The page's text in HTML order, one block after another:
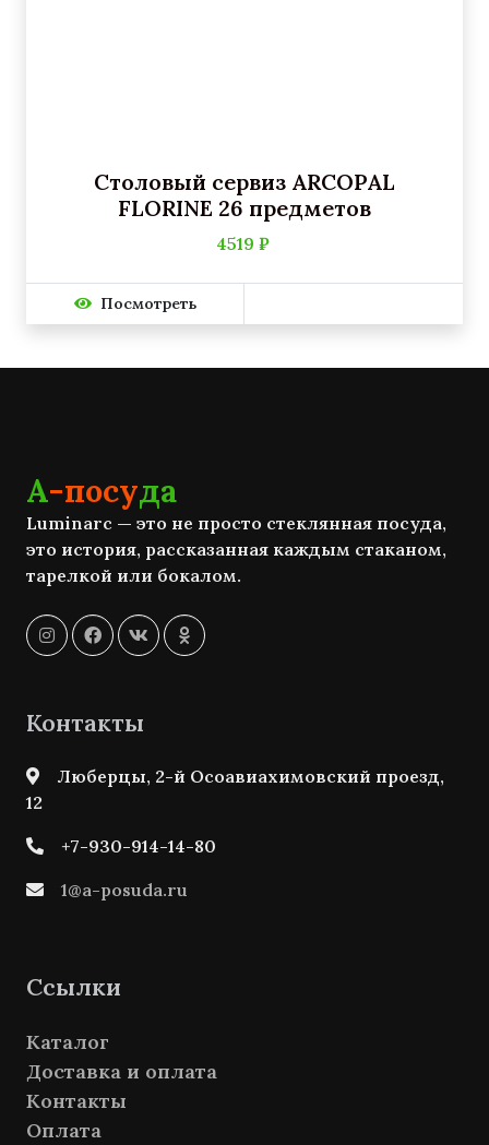
Столовый сервиз ARCOPAL
FLORINE 26 предметов
4519 ₽
Посмотреть
А-посуда
Luminarc — это не просто стеклянная посуда,
это история, рассказанная каждым стаканом,
тарелкой или бокалом.
Контакты
Люберцы, 2-й Осоавиахимовский проезд,
12
+7-930-914-14-80
1@a-posuda.ru
Ссылки
Каталог
Доставка и оплата
Контакты
Оплата